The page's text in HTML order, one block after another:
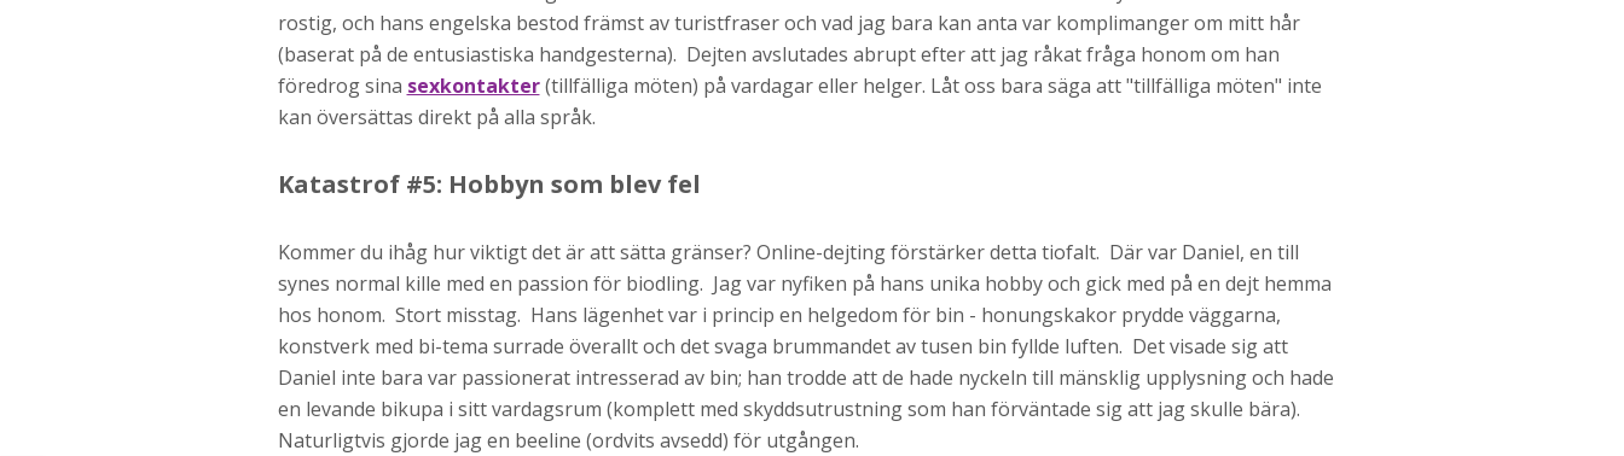
rostig, och hans engelska bestod främst av turistfraser och vad jag bara kan anta var komplimanger om mitt hår
(baserat på de entusiastiska handgesterna). Dejten avslutades abrupt efter att jag råkat fråga honom om han
föredrog sina sexkontakter(tillfälliga möten) på vardagar eller helger. Låt oss bara säga att "tillfälliga möten" inte
kan översättas direkt på alla språk.
Katastrof #5: Hobbyn som blev fel
Kommer du ihåg hur viktigt det är att sätta gränser? Online-dejting förstärker detta tiofalt. Där var Daniel, en till
synes normal kille med en passion för biodling. Jag var nyfiken på hans unika hobby och gick med på en dejt hemma
hos honom. Stort misstag. Hans lägenhet var i princip en helgedom för bin - honungskakor prydde väggarna,
konstverk med bi-tema surrade överallt och det svaga brummandet av tusen bin fyllde luften. Det visade sig att
Daniel inte bara var passionerat intresserad av bin; han trodde att de hade nyckeln till mänsklig upplysning och hade
en levande bikupa i sitt vardagsrum (komplett med skyddsutrustning som han förväntade sig att jag skulle bära).
Naturligtvis gjorde jag en beeline (ordvits avsedd) för utgången.